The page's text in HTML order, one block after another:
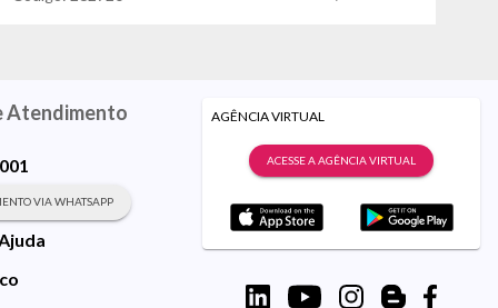
Atendimento
VIA WHATSAPP
AGÊNCIA VIRTUAL
ACESSE A AGÊNCIA VIRTUAL